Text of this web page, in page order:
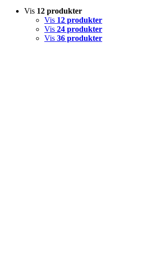
Vis 12 produkter
Vis 12 produkter
Vis 24 produkter
Vis 36 produkter